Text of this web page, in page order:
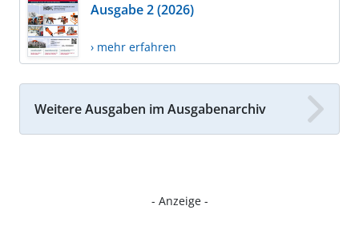
Ausgabe 2 (2026)
› mehr erfahren
Weitere Ausgaben im Ausgabenarchiv
- Anzeige -